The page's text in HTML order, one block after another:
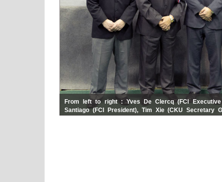
From left to right : Yves De Clercq (FCI
Santiago (FCI President), Tim Xie (CKU Secretary